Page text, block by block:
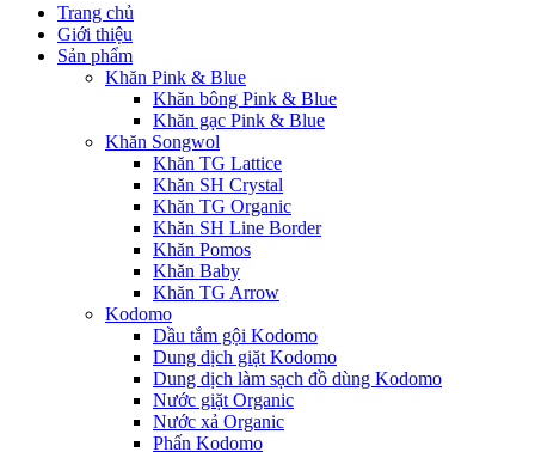
Trang chủ
Giới thiệu
Sản phẩm
Khăn Pink & Blue
Khăn bông Pink & Blue
Khăn gạc Pink & Blue
Khăn Songwol
Khăn TG Lattice
Khăn SH Crystal
Khăn TG Organic
Khăn SH Line Border
Khăn Pomos
Khăn Baby
Khăn TG Arrow
Kodomo
Dầu tắm gội Kodomo
Dung dịch giặt Kodomo
Dung dịch làm sạch đồ dùng Kodomo
Nước giặt Organic
Nước xả Organic
Phấn Kodomo